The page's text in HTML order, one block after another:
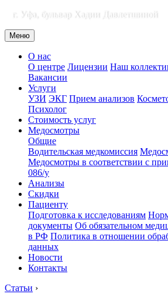
г. Уфа, бульвар Хадии Давлетшиной
Меню
О нас
О центре Лицензии Наш
Вакансии
Услуги
УЗИ ЭКГ Прием анализов
Психолог
Стоимость услуг
Медосмотры
Общие
Водительская медкомиссия
Медосмотры в соответствии с
086/у
Анализы
Скидки
Пациенту
Подготовка к исследованиям
документы Об обязательном
в РФ Политика в отношении
данных
Новости
Контакты
Статьи ›